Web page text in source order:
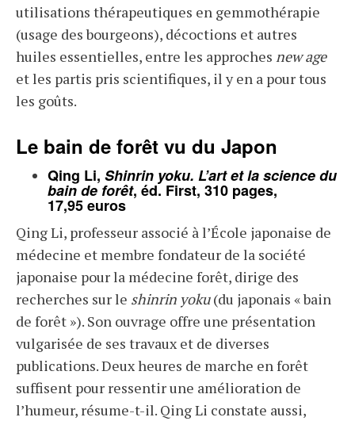
utilisations thérapeutiques en gemmothérapie
(usage des bourgeons), décoctions et autres
huiles essentielles, entre les approches new age
et les partis pris scientifiques, il y en a pour tous
les goûts.
Le bain de forêt vu du Japon
Qing Li, Shinrin yoku. L’art et la science du
bain de forêt, éd. First, 310 pages,
17,95 euros
Qing Li, professeur associé à l’École japonaise de
médecine et membre fondateur de la société
japonaise pour la médecine forêt, dirige des
recherches sur le shinrin yoku(du japonais « bain
de forêt »). Son ouvrage offre une présentation
vulgarisée de ses travaux et de diverses
publications. Deux heures de marche en forêt
suffisent pour ressentir une amélioration de
l’humeur, résume-t-il. Qing Li constate aussi,